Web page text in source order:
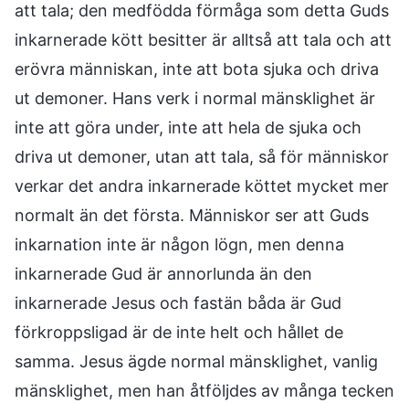
att tala; den medfödda förmåga som detta Guds
inkarnerade kött besitter är alltså att tala och att
erövra människan, inte att bota sjuka och driva
ut demoner. Hans verk i normal mänsklighet är
inte att göra under, inte att hela de sjuka och
driva ut demoner, utan att tala, så för människor
verkar det andra inkarnerade köttet mycket mer
normalt än det första. Människor ser att Guds
inkarnation inte är någon lögn, men denna
inkarnerade Gud är annorlunda än den
inkarnerade Jesus och fastän båda är Gud
förkroppsligad är de inte helt och hållet de
samma. Jesus ägde normal mänsklighet, vanlig
mänsklighet, men han åtföljdes av många tecken